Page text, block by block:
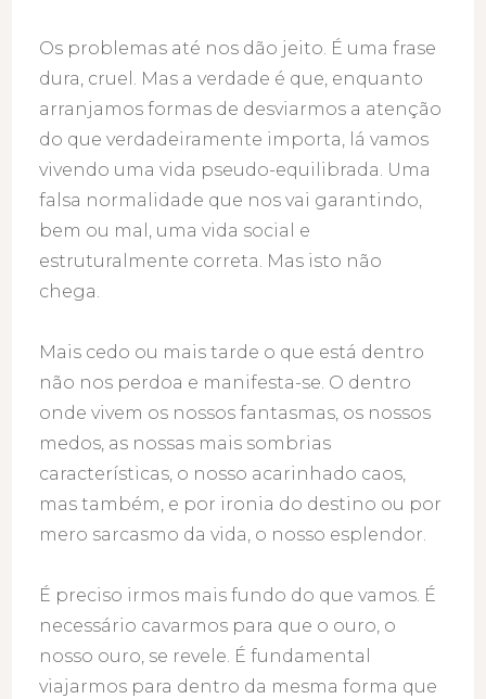
Os problemas até nos dão jeito. É uma frase
dura, cruel. Mas a verdade é que, enquanto
arranjamos formas de desviarmos a atenção
do que verdadeiramente importa, lá vamos
vivendo uma vida pseudo-equilibrada. Uma
falsa normalidade que nos vai garantindo,
bem ou mal, uma vida social e
estruturalmente correta. Mas isto não
chega.
Mais cedo ou mais tarde o que está dentro
não nos perdoa e manifesta-se. O dentro
onde vivem os nossos fantasmas, os nossos
medos, as nossas mais sombrias
características, o nosso acarinhado caos,
mas também, e por ironia do destino ou por
mero sarcasmo da vida, o nosso esplendor.
É preciso irmos mais fundo do que vamos. É
necessário cavarmos para que o ouro, o
nosso ouro, se revele. É fundamental
viajarmos para dentro da mesma forma que